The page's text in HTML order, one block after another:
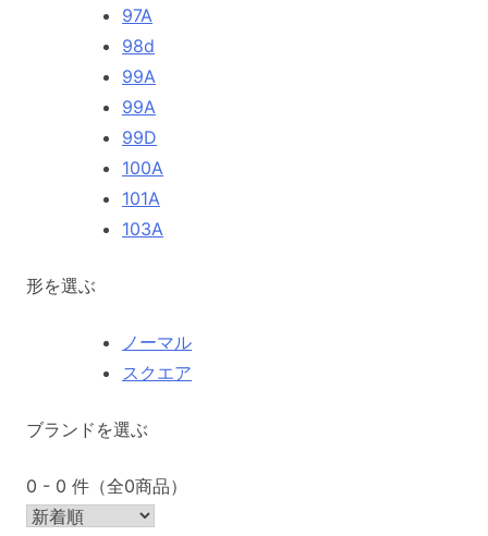
97A
98d
99A
99A
99D
100A
101A
103A
形を選ぶ
ノーマル
スクエア
ブランドを選ぶ
0 - 0 件（全0商品）